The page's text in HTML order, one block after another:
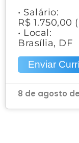
• Salário:
R$ 1.750,00
• Local:
Brasília, DF
Enviar
8 de agosto